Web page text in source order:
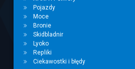
Pojazdy
Moce
Bronie
Skidbladnir
Lyoko
Repliki
Ciekawostki i błędy